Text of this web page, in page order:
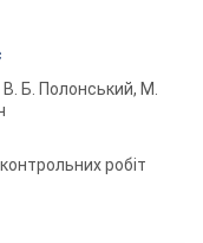
В. Б. Полонський, М.
робіт